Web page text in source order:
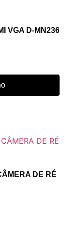
VGA D-MN236
DE RÉ